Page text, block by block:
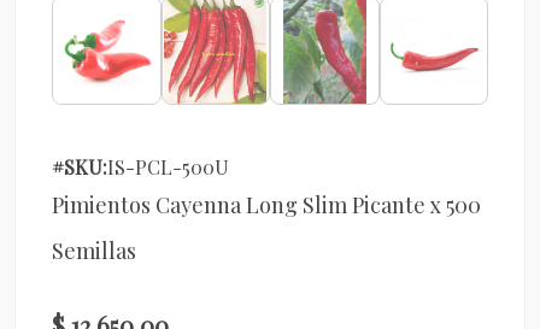
#SKU:IS-PCL-500U
Pimientos Cayenna Long Slim Picante x 500
Semillas